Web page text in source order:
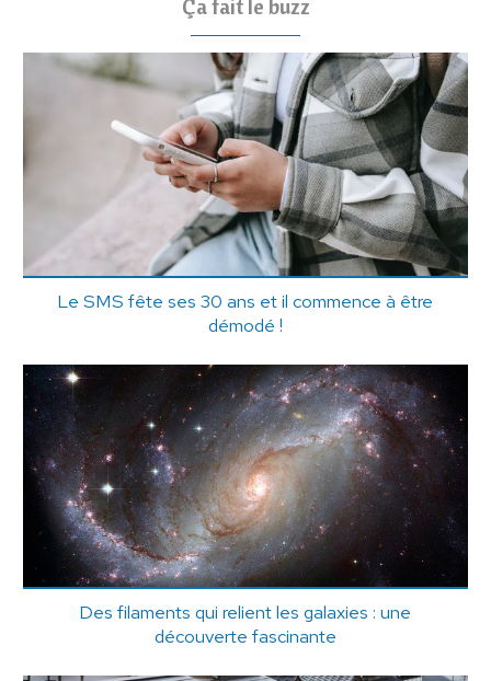
Ça fait le buzz
Le SMS fête ses 30 ans et il commence à être
démodé !
Des filaments qui relient les galaxies : une
découverte fascinante